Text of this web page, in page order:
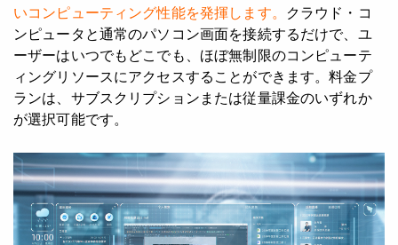
いコンピューティング性能を発揮します。
クラウド・コ
ンピュータと通常のパソコン画面を接続するだけで、ユ
ーザーはいつでもどこでも、ほぼ無制限のコンピューテ
ィングリソースにアクセスすることができます。料金プ
ランは、サブスクリプションまたは従量課金のいずれか
が選択可能です。